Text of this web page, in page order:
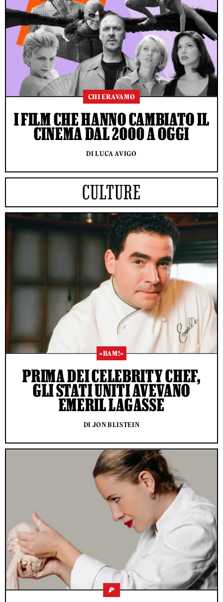
CHI ERAVAMO
I FILM CHE HANNO CAMBIATO IL
CINEMA DAL 2000 A OGGI
DI LUCA AVIGO
CULTURE
«BAM!»
PRIMA DEI CELEBRITY CHEF,
GLI STATI UNITI AVEVANO
EMERIL LAGASSE
DI JON BLISTEIN
🍕